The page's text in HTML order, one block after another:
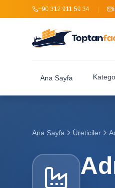
+90 312 911 59 34
Ana Sayfa
Ana Sayfa Üreticiler